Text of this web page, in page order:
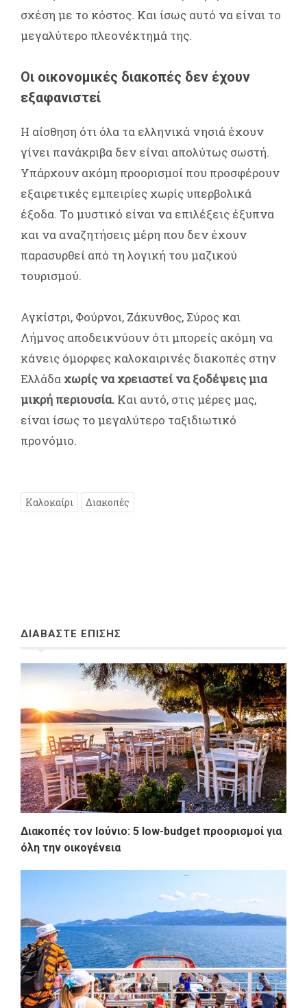
σχέση με το κόστος. Και ίσως αυτό να είναι το
μεγαλύτερο πλεονέκτημά της.
Οι οικονομικές διακοπές δεν έχουν
εξαφανιστεί
Η αίσθηση ότι όλα τα ελληνικά νησιά έχουν
γίνει πανάκριβα δεν είναι απολύτως σωστή.
Υπάρχουν ακόμη προορισμοί που προσφέρουν
εξαιρετικές εμπειρίες χωρίς υπερβολικά
έξοδα. Το μυστικό είναι να επιλέξεις έξυπνα
και να αναζητήσεις μέρη που δεν έχουν
παρασυρθεί από τη λογική του μαζικού
τουρισμού.
Αγκίστρι, Φούρνοι, Ζάκυνθος, Σύρος και
Λήμνος αποδεικνύουν ότι μπορείς ακόμη να
κάνεις όμορφες καλοκαιρινές διακοπές στην
Ελλάδα χωρίς να χρειαστεί να ξοδέψεις μια
μικρή περιουσία. Και αυτό, στις μέρες μας,
είναι ίσως το μεγαλύτερο ταξιδιωτικό
προνόμιο.
Καλοκαίρι Διακοπές
ΔΙΑΒΑΣΤΕ ΕΠΙΣΗΣ
Διακοπές τον Ιούνιο: 5 low-budget προορισμοί για
όλη την οικογένεια